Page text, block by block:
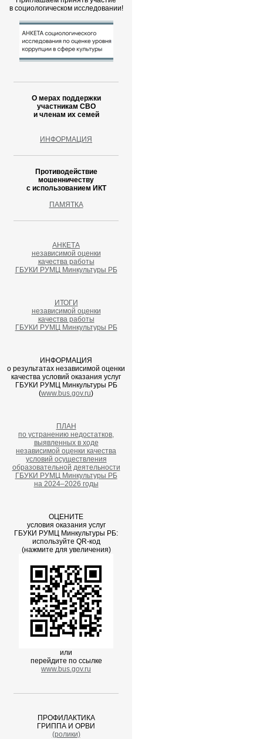
в социологическом исследовании!
О мерах поддержки
участникам СВО
и членам их семей
ИНФОРМАЦИЯ
Противодействие
мошенничеству
с использованием ИКТ
ПАМЯТКА
АНКЕТА
независимой оценки
качества работы
ГБУКИ РУМЦ Минкультуры РБ
ИТОГИ
независимой оценки
качества работы
ГБУКИ РУМЦ Минкультуры РБ
ИНФОРМАЦИЯ
о результатах независимой оценки
качества условий оказания услуг
ГБУКИ РУМЦ Минкультуры РБ
(www.bus.gov.ru)
ПЛАН
по устранению недостатков,
выявленных в ходе
независимой оценки качества
условий осуществления
образовательной деятельности
ГБУКИ РУМЦ Минкультуры РБ
на 2024–2026 годы
ОЦЕНИТЕ
условия оказания услуг
ГБУКИ РУМЦ Минкультуры РБ:
используйте QR-код
(нажмите для увеличения)
или
перейдите по ссылке
www.bus.gov.ru
ПРОФИЛАКТИКА
ГРИППА И ОРВИ
(ролики)